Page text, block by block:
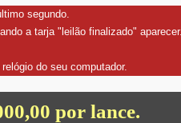
segundo.
a tarja "leilão finalizado" aparecer.
do seu computador.
por lance.